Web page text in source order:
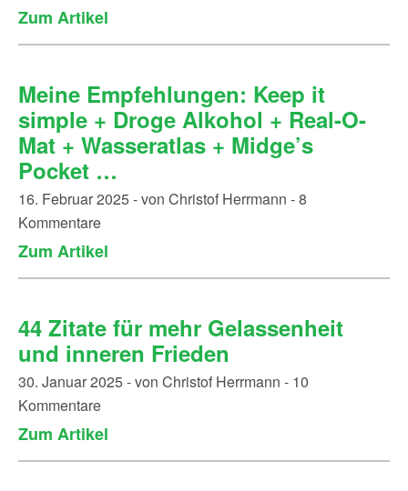
Zum Artikel
Meine Empfehlungen: Keep it
simple + Droge Alkohol + Real-O-
Mat + Wasseratlas + Midge’s
Pocket …
16. Februar 2025 - von Christof Herrmann - 8
Kommentare
Zum Artikel
44 Zitate für mehr Gelassenheit
und inneren Frieden
30. Januar 2025 - von Christof Herrmann - 10
Kommentare
Zum Artikel